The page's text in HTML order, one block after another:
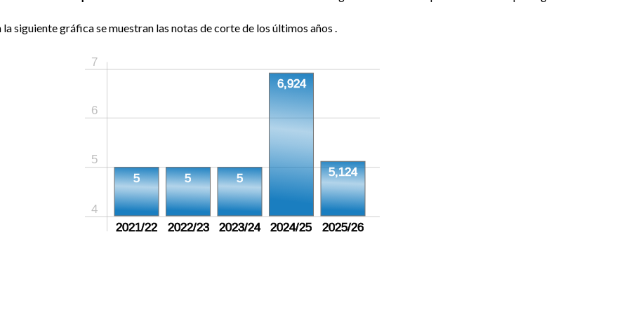
la siguiente gráfica se muestran las notas de corte de los últimos años .
7
4
5
6
5 5 5
6,924
5,124
2021/22 2022/23 2023/24 2024/25 2025/26